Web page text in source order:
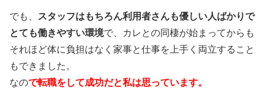
でも、
スタッフはもちろん利用者さんも優しい人ばかりで
とても働きやすい環境で、カレとの同棲が始まってからも
それほど体に負担はなく家事と仕事を上手く両立すること
もできました。
なので転職をして成功だと私は思っています。